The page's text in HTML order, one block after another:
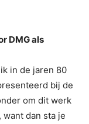
DMG als
in de jaren 80
bij de
om dit werk
dan sta je